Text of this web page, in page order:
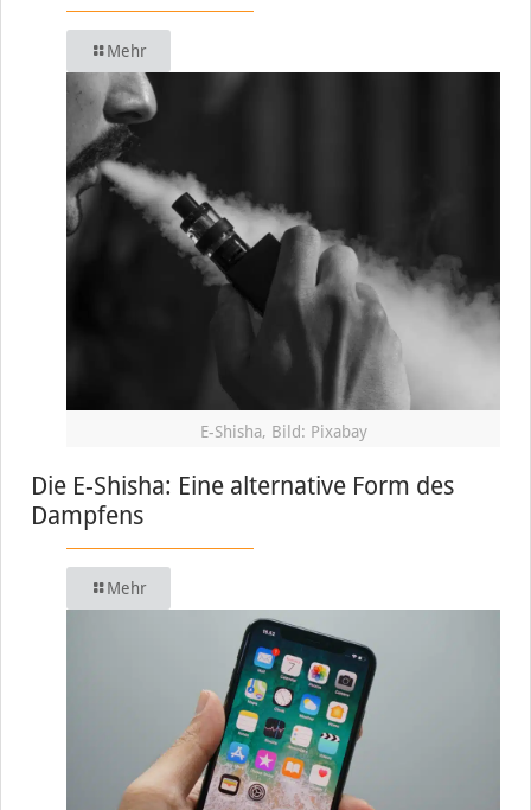
Mehr
E-Shisha, Bild: Pixabay
Die E-Shisha: Eine alternative Form des
Dampfens
Mehr